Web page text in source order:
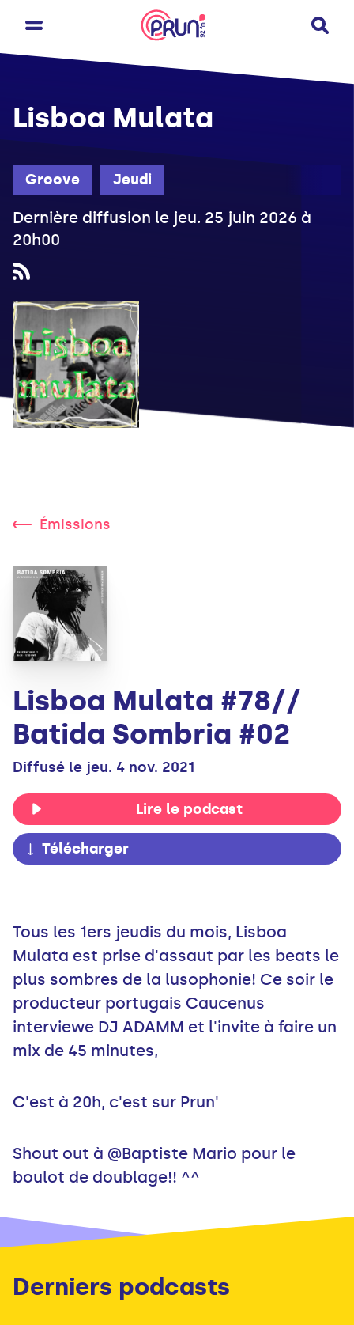
Groove Jeudi
Lisboa Mulata
Dernière diffusion le jeu. 25 juin 2026 à
20h00
Émissions
Lisboa Mulata #78//
Batida Sombria #02
Diffusé le jeu. 4 nov. 2021
Lire le podcast
Télécharger
Tous les 1ers jeudis du mois, Lisboa
Mulata est prise d'assaut par les beats le
plus sombres de la lusophonie! Ce soir le
producteur portugais Caucenus
interviewe DJ ADAMM et l'invite à faire un
mix de 45 minutes,
C'est à 20h, c'est sur Prun'
Shout out à @Baptiste Mario pour le
boulot de doublage!! ^^
Derniers podcasts